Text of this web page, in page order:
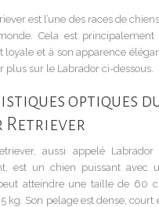
est l’une des races de
Cela est
loyale et à son apparence
plus sur le Labrador ci-dessous.
optiques
Retriever
aussi appelé
est un chien puissant avec
atteindre une taille de 60
kg. Son pelage est dense, court